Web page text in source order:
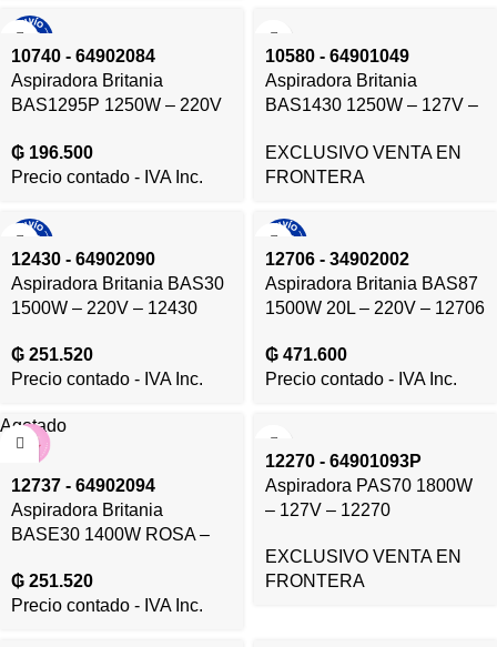
10740 - 64902084
Aspiradora Britania
BAS1295P 1250W – 220V
₲ 196.500
Precio contado - IVA Inc.
10580 - 64901049
Aspiradora Britania
BAS1430 1250W – 127V –
EXCLUSIVO VENTA EN
FRONTERA
12430 - 64902090
Aspiradora Britania BAS30
1500W – 220V – 12430
₲ 251.520
Precio contado - IVA Inc.
12706 - 34902002
Aspiradora Britania BAS87
1500W 20L – 220V – 12706
₲ 471.600
Precio contado - IVA Inc.
Agotado
12737 - 64902094
Aspiradora Britania
BASE30 1400W ROSA –
₲ 251.520
Precio contado - IVA Inc.
12270 - 64901093P
Aspiradora PAS70 1800W
– 127V – 12270
EXCLUSIVO VENTA EN
FRONTERA